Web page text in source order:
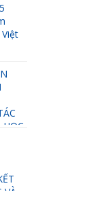
HỌC
TP